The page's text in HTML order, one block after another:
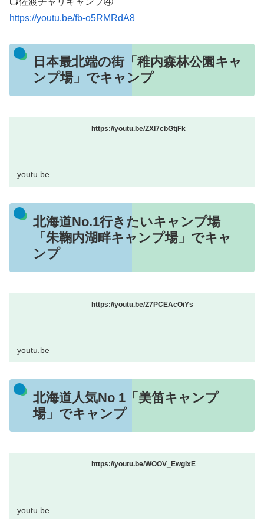
https://youtu.be/fb-o5RMRdA8
日本最北端の街「稚内森林公園キャ
ンプ場」でキャンプ
https://youtu.be/ZXI7cbGtjFk
youtu.be
北海道No.1行きたいキャンプ場
「朱鞠内湖畔キャンプ場」でキャ
ンプ
https://youtu.be/Z7PCEAcOiYs
youtu.be
北海道人気No 1「美笛キャンプ
場」でキャンプ
https://youtu.be/WOOV_EwgixE
youtu.be